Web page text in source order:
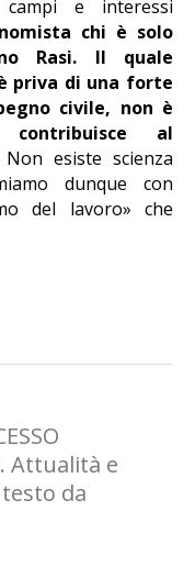
e interessi
chi è solo
Rasi. Il quale
priva di una forte
civile, non è
al
Non esiste scienza
dunque con
del lavoro» che
Attualità e
da